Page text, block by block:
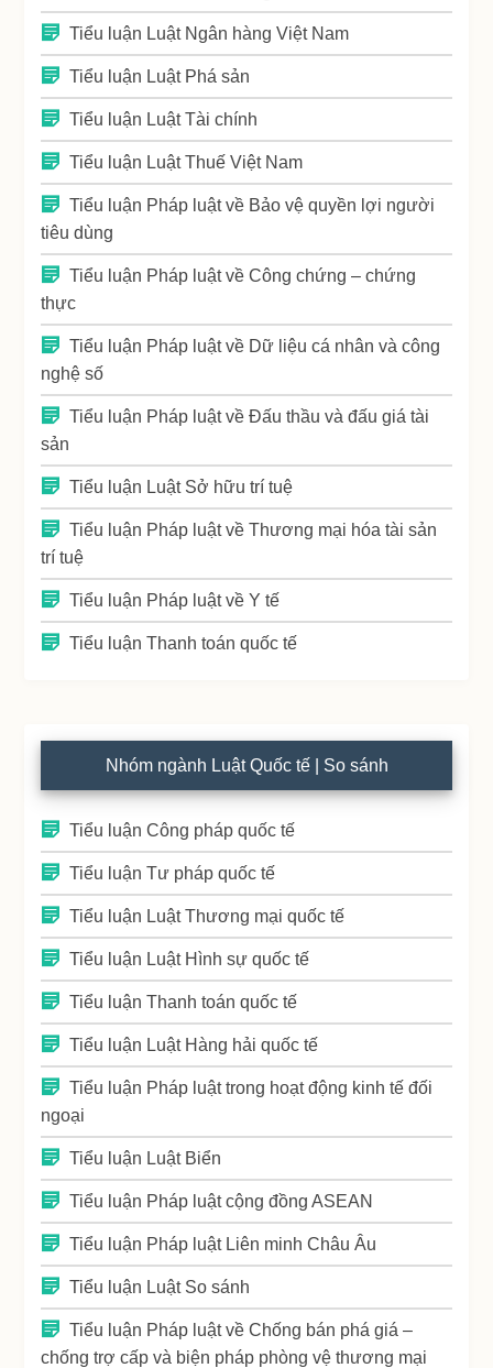
Tiểu luận Luật Ngân hàng Việt Nam
Tiểu luận Luật Phá sản
Tiểu luận Luật Tài chính
Tiểu luận Luật Thuế Việt Nam
Tiểu luận Pháp luật về Bảo vệ quyền lợi người
tiêu dùng
Tiểu luận Pháp luật về Công chứng – chứng
thực
Tiểu luận Pháp luật về Dữ liệu cá nhân và công
nghệ số
Tiểu luận Pháp luật về Đấu thầu và đấu giá tài
sản
Tiểu luận Luật Sở hữu trí tuệ
Tiểu luận Pháp luật về Thương mại hóa tài sản
trí tuệ
Tiểu luận Pháp luật về Y tế
Tiểu luận Thanh toán quốc tế
Nhóm ngành Luật Quốc tế | So sánh
Tiểu luận Công pháp quốc tế
Tiểu luận Tư pháp quốc tế
Tiểu luận Luật Thương mại quốc tế
Tiểu luận Luật Hình sự quốc tế
Tiểu luận Thanh toán quốc tế
Tiểu luận Luật Hàng hải quốc tế
Tiểu luận Pháp luật trong hoạt động kinh tế đối
ngoại
Tiểu luận Luật Biển
Tiểu luận Pháp luật cộng đồng ASEAN
Tiểu luận Pháp luật Liên minh Châu Âu
Tiểu luận Luật So sánh
Tiểu luận Pháp luật về Chống bán phá giá –
chống trợ cấp và biện pháp phòng vệ thương mại